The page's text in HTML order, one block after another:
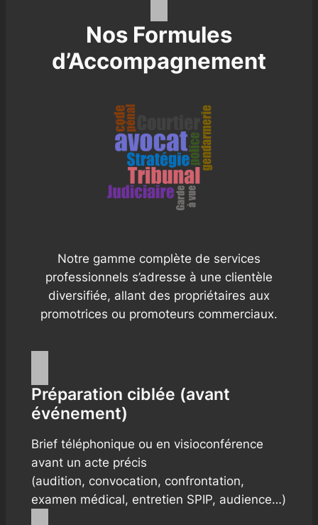
Nos Formules
d’Accompagnement
Notre gamme complète de services
professionnels s’adresse à une clientèle
diversifiée, allant des propriétaires aux
promotrices ou promoteurs commerciaux.
Préparation ciblée (avant
événement)
Brief téléphonique ou en visioconférence
avant un acte précis
(audition, convocation, confrontation,
examen médical, entretien SPIP, audience…)